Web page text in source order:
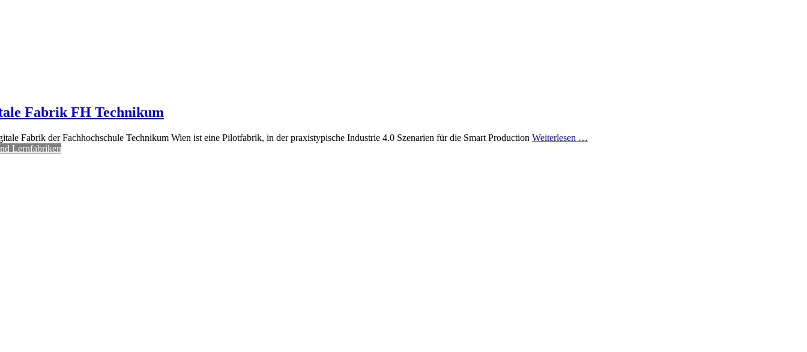
Fabrik FH Technikum
Fabrik der Fachhochschule Technikum Wien ist eine Pilotfabrik, in der praxistypische Industrie 4.0 Szenarien für die Smart Production Weiterlesen …
Lernfabriken